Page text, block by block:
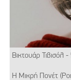
Βικτουάρ Τιβισόλ
Η Μικρή Πονέτ